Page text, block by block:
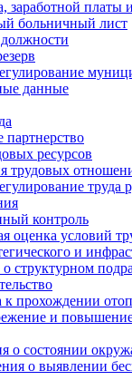
заработной
больничный лист
данные
партнерство
ресурсов
трудовых
труда
контроль
оценка условий
и
структурном
к прохождении
и
о состоянии
о выявлении